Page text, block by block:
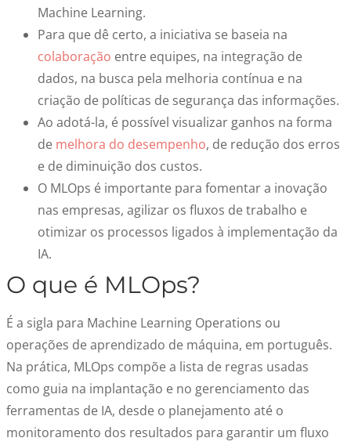
Machine Learning.
Para que dê certo, a iniciativa se baseia na
colaboração entre equipes, na integração de
dados, na busca pela melhoria contínua e na
criação de políticas de segurança das informações.
Ao adotá-la, é possível visualizar ganhos na forma
de melhora do desempenho, de redução dos erros
e de diminuição dos custos.
O MLOps é importante para fomentar a inovação
nas empresas, agilizar os fluxos de trabalho e
otimizar os processos ligados à implementação da
IA.
O que é MLOps?
É a sigla para Machine Learning Operations ou
operações de aprendizado de máquina, em português.
Na prática, MLOps compõe a lista de regras usadas
como guia na implantação e no gerenciamento das
ferramentas de IA, desde o planejamento até o
monitoramento dos resultados para garantir um fluxo